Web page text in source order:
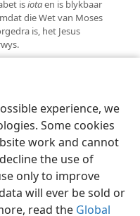
experience, we
Some cookies
work and cannot
the use of
only to improve
will ever be sold or
read the Global
isiotaen is blykbaar
die Wet van Moses
is, het Jesus
Voorkeure
Tract Society of Pennsylvania
Privaatheidsinstellings
Meld aan